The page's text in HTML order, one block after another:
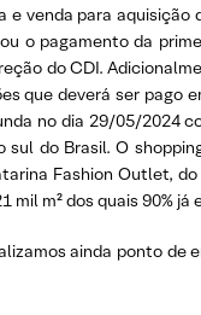
para aquisição
o pagamento da
do CDI.
que deverá ser pago
no dia 29/05/2024
do Brasil. O
Fashion Outlet,
m² dos quais 90% já
ainda ponto de